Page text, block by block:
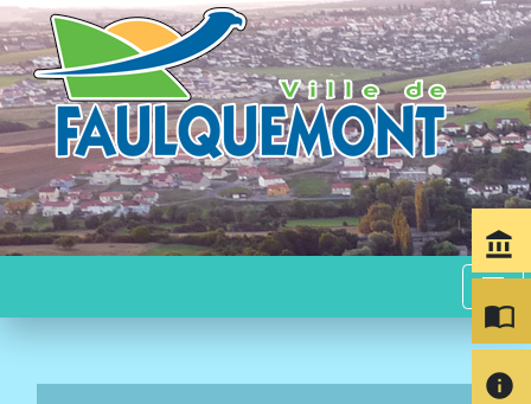
menu
account_balance
import_contacts
info